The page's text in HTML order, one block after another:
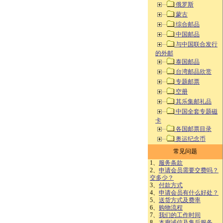
俄罗斯
蒙古
综合邮品
中国邮品
与中国联合发行
的外邮
泰国邮品
台湾邮品欣赏
专题邮票
空册
其乐集邮礼品
中国全套专题磁
卡
各国邮票目录
奥运纪念币
常见问题
1、 服务条款
2、 申请会员需要交费吗？
交多少？
3、 付款方式
4、 申请会员有什么好处？
5、 送货方式及费率
6、 购物流程
7、 我们的工作时间